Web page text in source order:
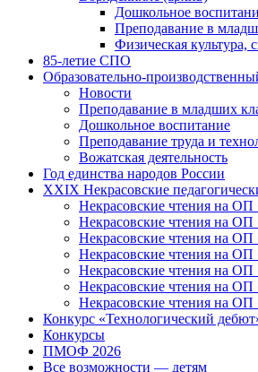
Дошкольное
Преподавание в
Физическая культура,
85-летие СПО
Образовательно-
Новости
Преподавание в младших
Дошкольное воспитание
Преподавание труда и
Вожатская деятельность
Год единства народов России
XXIX Некрасовские
Некрасовские чтения на ОП
Некрасовские чтения на
Некрасовские чтения на ОП
Некрасовские чтения на
Некрасовские чтения на
Некрасовские чтения на ОП
Некрасовские чтения на ОП
Конкурс «Технологический
Конкурсы
ПМОФ 2026
Все возможности — детям